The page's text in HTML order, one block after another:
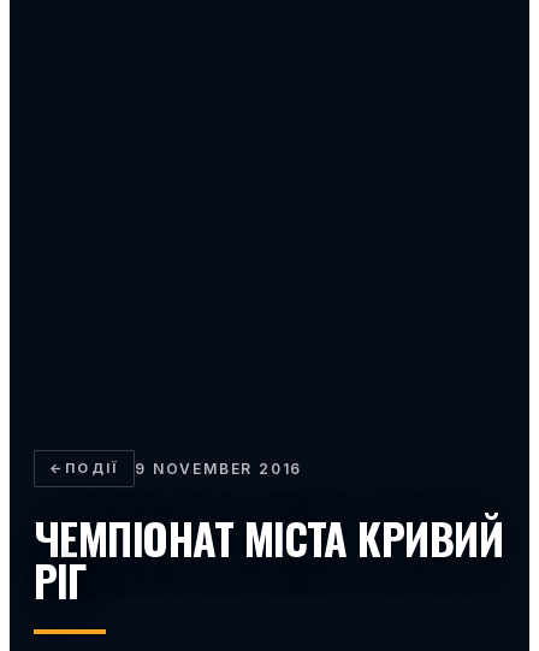
← ПОДІЇ 9 NOVEMBER 2016
ЧЕМПІОНАТ МІСТА КРИВИЙ
РІГ